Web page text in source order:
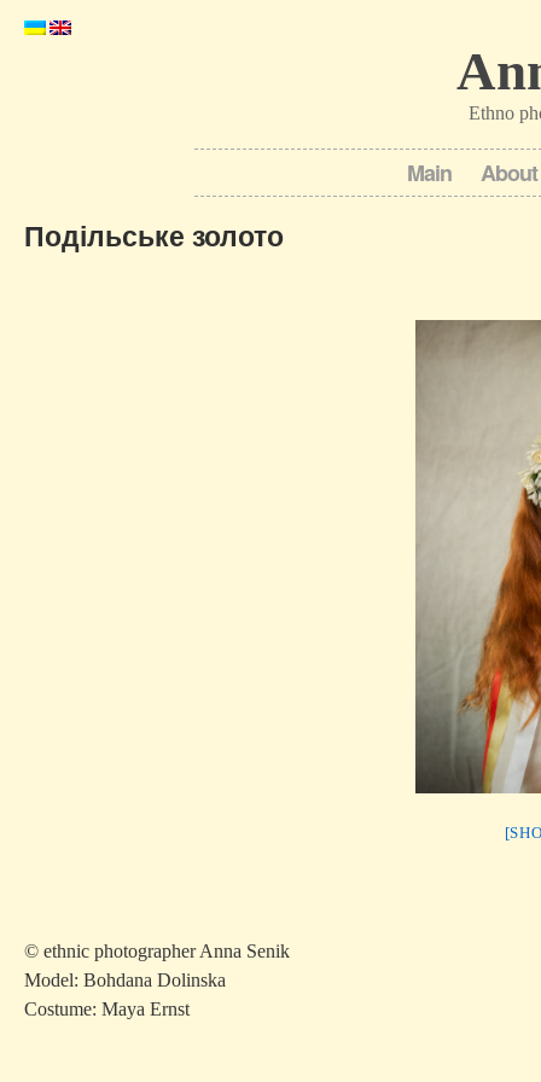
Ethno
Main
Подільське золото
© ethnic photographer Anna Senik
Model: Bohdana Dolinska
Costume: Maya Ernst